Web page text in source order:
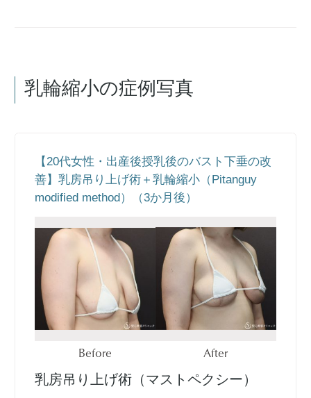
乳輪縮小の症例写真
【20代女性・出産後授乳後のバスト下垂の改
善】乳房吊り上げ術＋乳輪縮小（Pitanguy
modified method）（3か月後）
Before After
乳房吊り上げ術（マストペクシー）